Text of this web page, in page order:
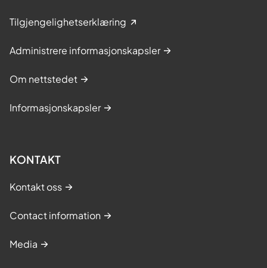
Tilgjengelighetserklæring
Administrere informasjonskapsler
Om nettstedet
Informasjonskapsler
KONTAKT
Kontakt oss
Contact information
Media